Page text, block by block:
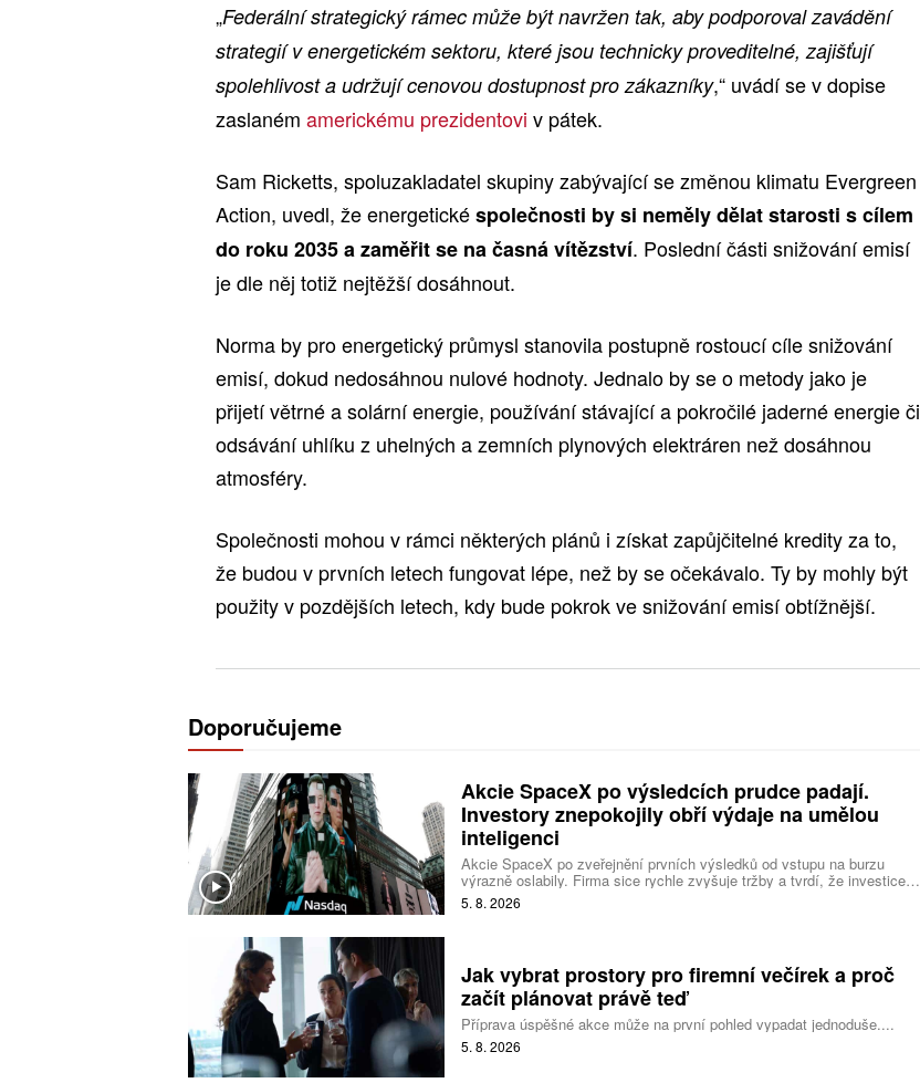
„Federální strategický rámec může být navržen tak, aby podporoval zavádění
strategií v energetickém sektoru, které jsou technicky proveditelné, zajišťují
spolehlivost a udržují cenovou dostupnost pro zákazníky,“ uvádí se v dopise
zaslaném americkému prezidentovi v pátek.
Sam Ricketts, spoluzakladatel skupiny zabývající se změnou klimatu Evergreen
Action, uvedl, že energetickéspolečnosti by si neměly dělat starosti s cílem
do roku 2035 a zaměřit se na časná vítězství. Poslední části snižování emisí
je dle něj totiž nejtěžší dosáhnout.
Norma by pro energetický průmysl stanovila postupně rostoucí cíle snižování
emisí, dokud nedosáhnou nulové hodnoty. Jednalo by se o metody jako je
přijetí větrné a solární energie, používání stávající a pokročilé jaderné energie či
odsávání uhlíku z uhelných a zemních plynových elektráren než dosáhnou
atmosféry.
Společnosti mohou v rámci některých plánů i získat zapůjčitelné kredity za to,
že budou v prvních letech fungovat lépe, než by se očekávalo. Ty by mohly být
použity v pozdějších letech, kdy bude pokrok ve snižování emisí obtížnější.
Doporučujeme
Akcie SpaceX po výsledcích prudce padají.
Investory znepokojily obří výdaje na umělou
inteligenci
Akcie SpaceX po zveřejnění prvních výsledků od vstupu na burzu
výrazně oslabily. Firma sice rychle zvyšuje tržby a tvrdí, že investice
do umělé inteligence se vracejí mnohem rychleji než dříve, investoři ale
dál řeší, zda je tempo rekordních výdajů dlouhodobě udržitelné.
5. 8. 2026
Jak vybrat prostory pro firemní večírek a proč
začít plánovat právě teď
Příprava úspěšné akce může na první pohled vypadat jednoduše....
5. 8. 2026